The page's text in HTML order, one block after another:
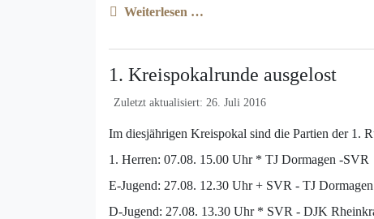
Weiterlesen …
1. Kreispokalrunde ausgelost
Zuletzt aktualisiert: 26. Juli 2016
Im diesjährigen Kreispokal sind die Partien der 1.
1. Herren: 07.08. 15.00 Uhr * TJ Dormagen -SVR
E-Jugend: 27.08. 12.30 Uhr + SVR - TJ Dormagen
D-Jugend: 27.08. 13.30 Uhr * SVR - DJK